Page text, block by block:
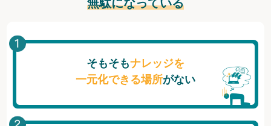
無駄になっている
そもそもナレッジを
一元化できる場所がない